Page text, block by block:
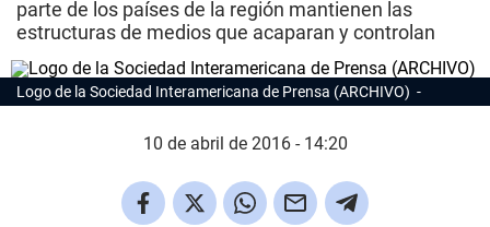
parte de los países de la región mantienen las
estructuras de medios que acaparan y controlan
Logo de la Sociedad Interamericana de Prensa (ARCHIVO)
10 de abril de 2016 - 14:20